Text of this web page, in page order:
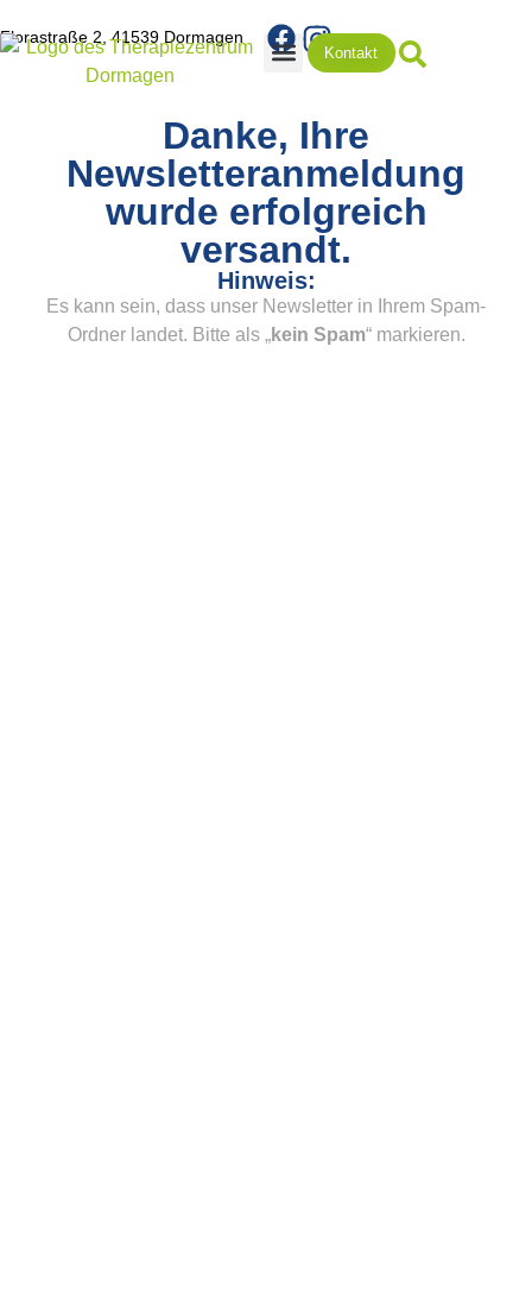
Florastraße 2, 41539 Dormagen
Kontakt
Danke, Ihre
Newsletteranmeldung
wurde erfolgreich
versandt.
Hinweis:
Es kann sein, dass unser Newsletter in Ihrem Spam-
Ordner landet. Bitte als „kein Spam“ markieren.